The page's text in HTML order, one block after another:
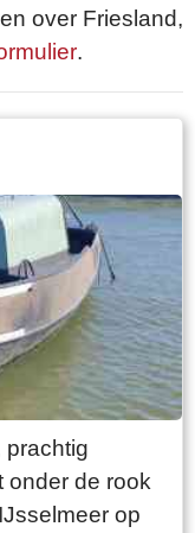
over Friesland,
.
prachtig
onder de rook
op